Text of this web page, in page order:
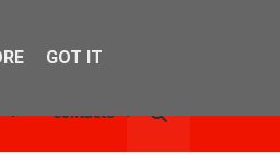
Contacto
GOT IT